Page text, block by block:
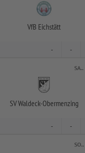
VfB Eichstätt
- -
SA..
SV Waldeck-Obermenzing
- -
SO..